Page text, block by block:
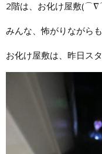
2階は、お化け屋敷
みんな、怖がりながらも
お化け屋敷は、昨日ス